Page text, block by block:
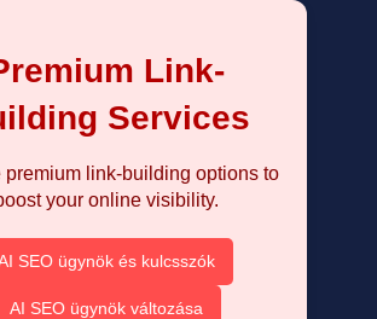
Link-
Services
premium link-building options to
your online visibility.
SEO ügynök és kulcsszók
AI SEO ügynök változása